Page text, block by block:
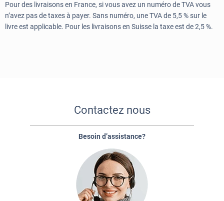
Pour des livraisons en France, si vous avez un numéro de TVA vous
n’avez pas de taxes à payer. Sans numéro, une TVA de 5,5 % sur le
livre est applicable. Pour les livraisons en Suisse la taxe est de 2,5 %.
Contactez nous
Besoin d’assistance?